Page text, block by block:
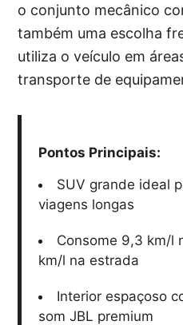
o conjunto mecânico
também uma escolha
utiliza o veículo em
transporte de
Pontos Principais:
SUV grande ideal
viagens longas
Consome 9,3 km/l
km/l na estrada
Interior espaçoso
som JBL premium